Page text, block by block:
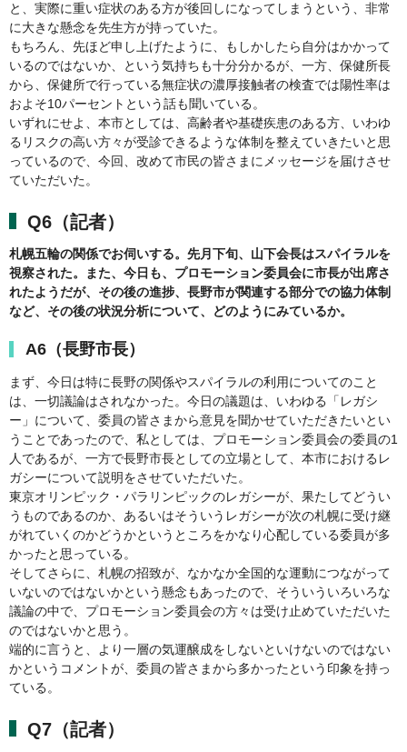
と、実際に重い症状のある方が後回しになってしまうという、非常
に大きな懸念を先生方が持っていた。
もちろん、先ほど申し上げたように、もしかしたら自分はかかって
いるのではないか、という気持ちも十分分かるが、一方、保健所長
から、保健所で行っている無症状の濃厚接触者の検査では陽性率は
およそ10パーセントという話も聞いている。
いずれにせよ、本市としては、高齢者や基礎疾患のある方、いわゆ
るリスクの高い方々が受診できるような体制を整えていきたいと思
っているので、今回、改めて市民の皆さまにメッセージを届けさせ
ていただいた。
Q6（記者）
札幌五輪の関係でお伺いする。先月下旬、山下会長はスパイラルを
視察された。また、今日も、プロモーション委員会に市長が出席さ
れたようだが、その後の進捗、長野市が関連する部分での協力体制
など、その後の状況分析について、どのようにみているか。
A6（長野市長）
まず、今日は特に長野の関係やスパイラルの利用についてのこと
は、一切議論はされなかった。今日の議題は、いわゆる「レガシ
ー」について、委員の皆さまから意見を聞かせていただきたいとい
うことであったので、私としては、プロモーション委員会の委員の1
人であるが、一方で長野市長としての立場として、本市におけるレ
ガシーについて説明をさせていただいた。
東京オリンピック・パラリンピックのレガシーが、果たしてどうい
うものであるのか、あるいはそういうレガシーが次の札幌に受け継
がれていくのかどうかというところをかなり心配している委員が多
かったと思っている。
そしてさらに、札幌の招致が、なかなか全国的な運動につながって
いないのではないかという懸念もあったので、そういういろいろな
議論の中で、プロモーション委員会の方々は受け止めていただいた
のではないかと思う。
端的に言うと、より一層の気運醸成をしないといけないのではない
かというコメントが、委員の皆さまから多かったという印象を持っ
ている。
Q7（記者）